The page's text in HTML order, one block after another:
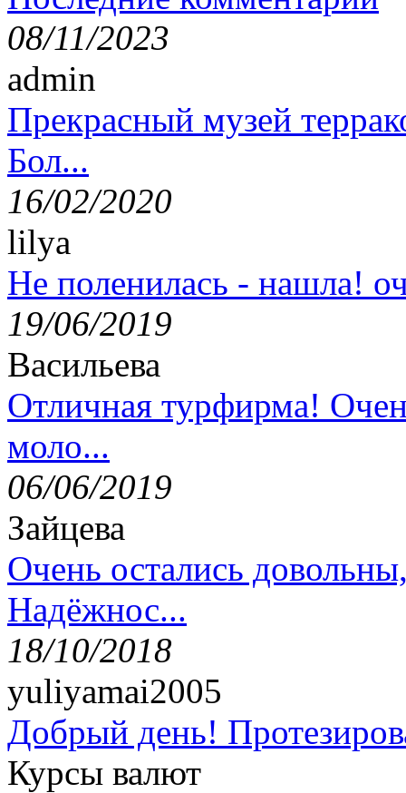
08/11/2023
admin
Прекрасный музей
Бол...
16/02/2020
lilya
Не поленилась - нашла!
19/06/2019
Васильева
Отличная турфирма!
моло...
06/06/2019
Зайцева
Очень остались
Надёжнос...
18/10/2018
yuliyamai2005
Добрый день!
Курсы валют